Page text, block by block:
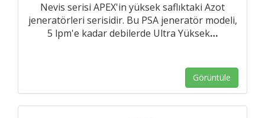
Nevis serisi APEX'in yüksek saflıktaki Azot
jeneratörleri serisidir. Bu PSA jeneratör modeli,
5 lpm'e kadar debilerde Ultra Yüksek…
Görüntüle